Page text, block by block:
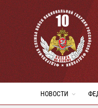
НОВОСТИ